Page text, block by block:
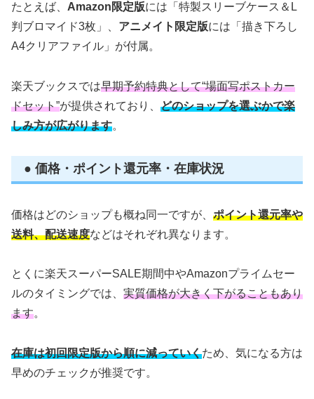
たとえば、 Amazon限定版には「特製スリーブケース＆L
判ブロマイド3枚」、 アニメイト限定版には「描き下ろし
A4クリアファイル」が付属。
楽天ブックスでは早期予約特典として“場面写ポストカー
ドセット”が提供されており、 どのショップを選ぶかで楽
しみ方が広がります。
● 価格・ポイント還元率・在庫状況
価格はどのショップも概ね同一ですが、 ポイント還元率や
送料、配送速度などはそれぞれ異なります。
とくに楽天スーパーSALE期間中やAmazonプライムセー
ルのタイミングでは、 実質価格が大きく下がることもあり
ます。
在庫は初回限定版から順に減っていくため、気になる方は
早めのチェックが推奨です。